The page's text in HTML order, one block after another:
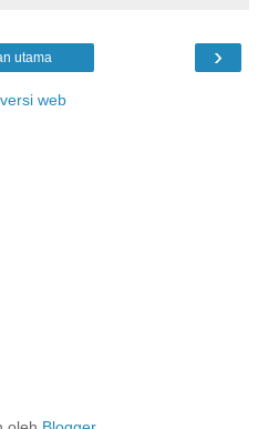
›
utama
web